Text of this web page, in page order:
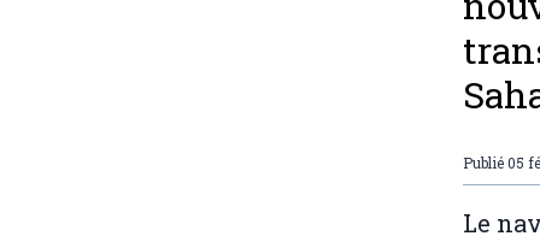
Publié05
Le